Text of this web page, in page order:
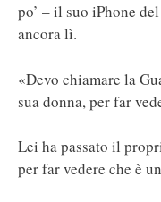
po’ – il suo iPhone
ancora lì.
«Devo chiamare la
sua donna, per far
Lei ha passato il
per far vedere che è